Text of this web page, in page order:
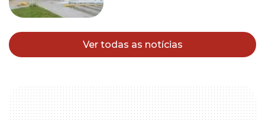
Ver todas as notícias